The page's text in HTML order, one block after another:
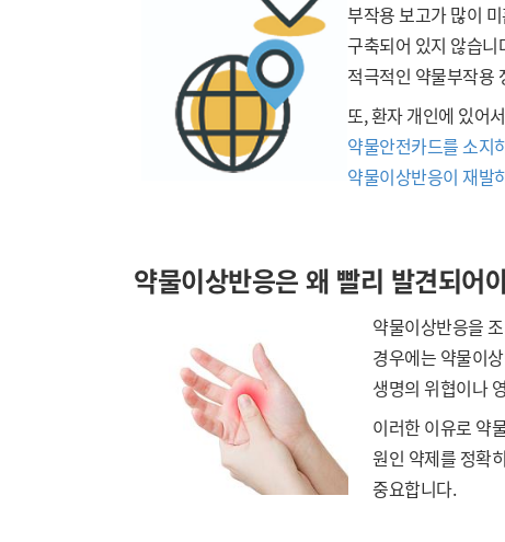
부작용 보고가 많이
구축되어 있지 않습
적극적인 약물부작용
또, 환자 개인에 있어
약물안전카드를 소지
약물이상반응이 재발
약물이상반응은 왜 빨리 발견되어
약물이상반응을
경우에는 약물이
생명의 위협이나
이러한 이유로 약
원인 약제를 정확
중요합니다.